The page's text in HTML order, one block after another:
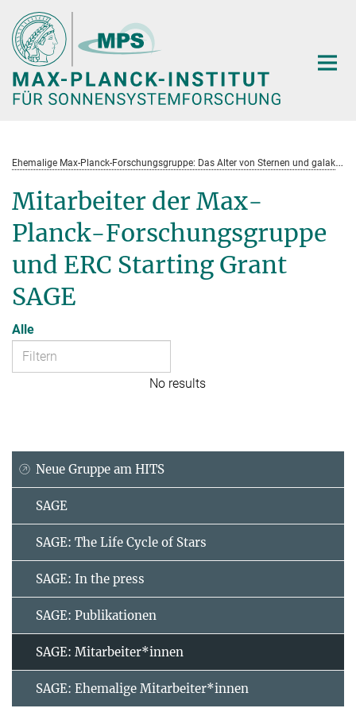
Hauptinhalt
E
hemalige Max-Planck-Forschungsgruppe: Das Alter von Sternen und galaktische Entwicklung
Mitarbeiter der Max-
Planck-Forschungsgruppe
und ERC Starting Grant
SAGE
Alle
No results
Neue Gruppe am HITS
SAGE
SAGE: The Life Cycle of Stars
SAGE: In the press
SAGE: Publikationen
SAGE: Mitarbeiter*innen
SAGE: Ehemalige Mitarbeiter*innen